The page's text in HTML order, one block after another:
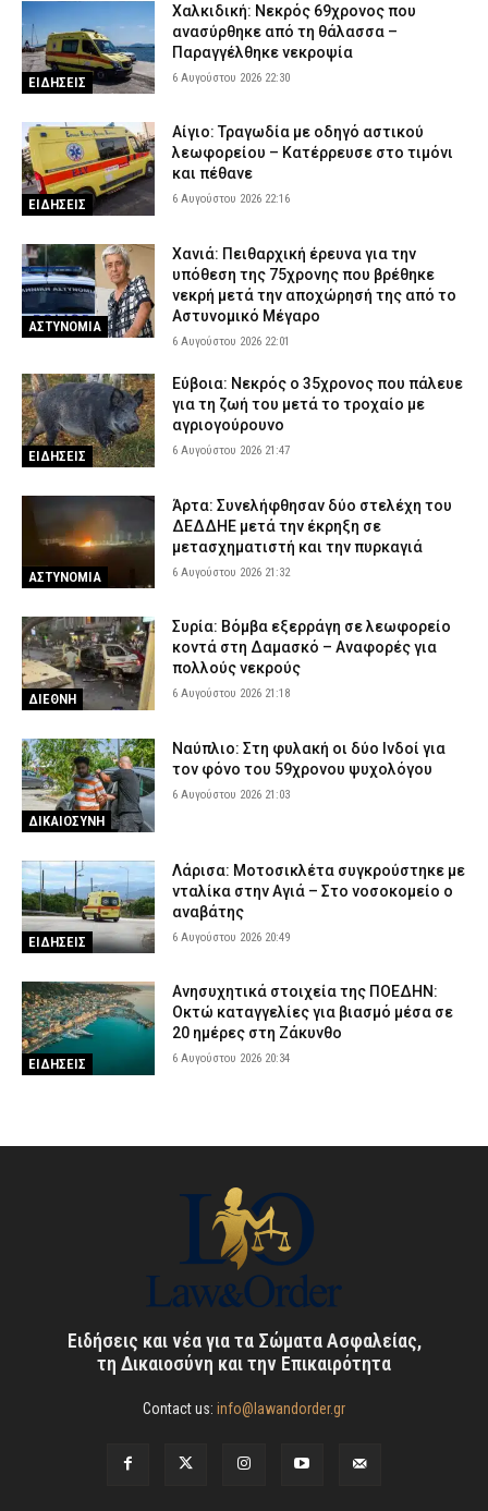
ΕΙΔΗΣΕΙΣ
Χαλκιδική: Νεκρός 69χρονος που
ανασύρθηκε από τη θάλασσα –
Παραγγέλθηκε νεκροψία
6 Αυγούστου 2026 22:30
ΕΙΔΗΣΕΙΣ
Αίγιο: Τραγωδία με οδηγό αστικού
λεωφορείου – Κατέρρευσε στο τιμόνι
και πέθανε
6 Αυγούστου 2026 22:16
ΑΣΤΥΝΟΜΙΑ
Χανιά: Πειθαρχική έρευνα για την
υπόθεση της 75χρονης που βρέθηκε
νεκρή μετά την αποχώρησή της από το
Αστυνομικό Μέγαρο
6 Αυγούστου 2026 22:01
ΕΙΔΗΣΕΙΣ
Εύβοια: Νεκρός ο 35χρονος που πάλευε
για τη ζωή του μετά το τροχαίο με
αγριογούρουνο
6 Αυγούστου 2026 21:47
ΑΣΤΥΝΟΜΙΑ
Άρτα: Συνελήφθησαν δύο στελέχη του
ΔΕΔΔΗΕ μετά την έκρηξη σε
μετασχηματιστή και την πυρκαγιά
6 Αυγούστου 2026 21:32
ΔΙΕΘΝΗ
Συρία: Βόμβα εξερράγη σε λεωφορείο
κοντά στη Δαμασκό – Αναφορές για
πολλούς νεκρούς
6 Αυγούστου 2026 21:18
ΔΙΚΑΙΟΣΥΝΗ
Ναύπλιο: Στη φυλακή οι δύο Ινδοί για
τον φόνο του 59χρονου ψυχολόγου
6 Αυγούστου 2026 21:03
ΕΙΔΗΣΕΙΣ
Λάρισα: Μοτοσικλέτα συγκρούστηκε με
νταλίκα στην Αγιά – Στο νοσοκομείο ο
αναβάτης
6 Αυγούστου 2026 20:49
ΕΙΔΗΣΕΙΣ
Ανησυχητικά στοιχεία της ΠΟΕΔΗΝ:
Οκτώ καταγγελίες για βιασμό μέσα σε
20 ημέρες στη Ζάκυνθο
6 Αυγούστου 2026 20:34
Ειδήσεις και νέα για τα Σώματα Ασφαλείας,
τη Δικαιοσύνη και την Επικαιρότητα
Contact us: info@lawandorder.gr